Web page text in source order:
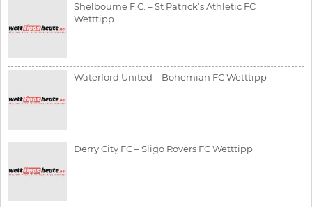
Shelbourne F.C. – St Patrick’s Athletic FC
Wetttipp
Waterford United – Bohemian FC Wetttipp
Derry City FC – Sligo Rovers FC Wetttipp